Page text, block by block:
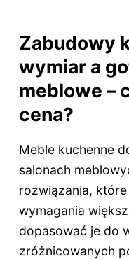
Zabudowy
wymiar a
meblowe –
cena?
Meble kuchenne
salonach
rozwiązania, które
wymagania
dopasować je do
zróżnicowanych